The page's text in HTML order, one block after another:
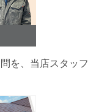
を、当店スタッフ